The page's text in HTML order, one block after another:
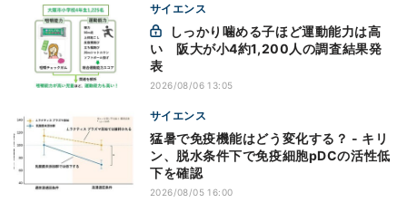
サイエンス
い 阪大が小4約1,200人の調査結果発
表
2026/08/06 13:05
サイエンス
猛暑で免疫機能はどう変化する？ - キリ
ン、脱水条件下で免疫細胞pDCの活性低
下を確認
2026/08/05 16:00